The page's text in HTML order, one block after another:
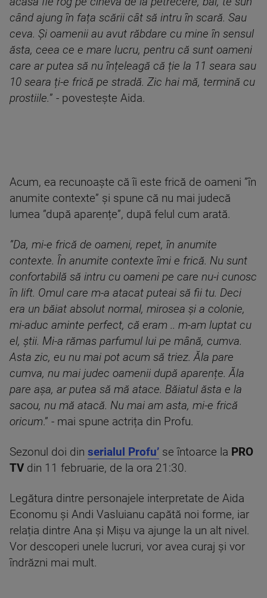
când ajung în fața scării cât să intru în scară. Sau
ceva. Și oamenii au avut răbdare cu mine în sensul
ăsta, ceea ce e mare lucru, pentru că sunt oameni
care ar putea să nu înțeleagă că ție la 11 seara sau
10 seara ți-e frică pe stradă. Zic hai mă, termină cu
prostiile.” - povestește Aida.
Acum, ea recunoaște că îi este frică de oameni ”în
anumite contexte” și spune că nu mai judecă
lumea ”după aparențe”, după felul cum arată.
”Da, mi-e frică de oameni, repet, în anumite
contexte. În anumite contexte îmi e frică. Nu sunt
confortabilă să intru cu oameni pe care nu-i cunosc
în lift. Omul care m-a atacat puteai să fii tu. Deci
era un băiat absolut normal, mirosea și a colonie,
mi-aduc aminte perfect, că eram .. m-am luptat cu
el, știi. Mi-a rămas parfumul lui pe mână, cumva.
Asta zic, eu nu mai pot acum să triez. Ăla pare
cumva, nu mai judec oamenii după aparențe. Ăla
pare așa, ar putea să mă atace. Băiatul ăsta e la
sacou, nu mă atacă. Nu mai am asta, mi-e frică
oricum.” - mai spune actrița din Profu.
Sezonul doi din serialul Profu’ se întoarce la PRO
TV din 11 februarie, de la ora 21:30.
Legătura dintre personajele interpretate de Aida
Economu și Andi Vasluianu capătă noi forme, iar
relația dintre Ana și Mișu va ajunge la un alt nivel.
Vor descoperi unele lucruri, vor avea curaj și vor
îndrăzni mai mult.